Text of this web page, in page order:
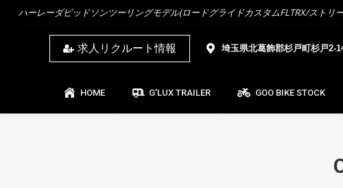
ハーレーダビッドソンツーリングモデル(ロードグライドカスタムFLTRX/ストリ
求人リクルート情報 埼玉県北葛飾郡杉戸町杉戸2-
HOME G’LUX TRAILER GOO BIKE STOCK